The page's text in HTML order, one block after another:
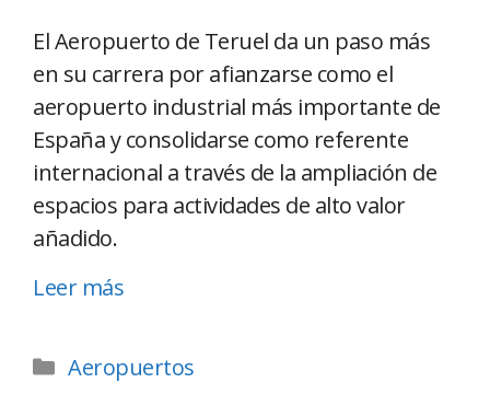
El Aeropuerto de Teruel da un paso más
en su carrera por afianzarse como el
aeropuerto industrial más importante de
España y consolidarse como referente
internacional a través de la ampliación de
espacios para actividades de alto valor
añadido.
Leer más
Aeropuertos